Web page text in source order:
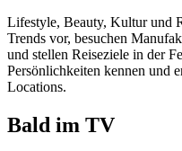
Lifestyle, Beauty, Kultur und
Trends vor, besuchen
und stellen Reiseziele in der
Persönlichkeiten kennen und
Locations.
Bald im TV